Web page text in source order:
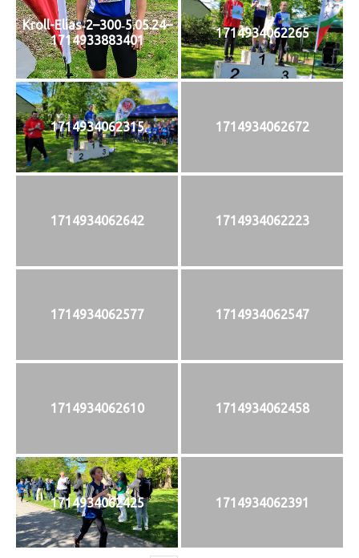
Kroll-Elias‑2–300‑5.05.24–
1714933883401
1714934062265
1714934062315 1714934062672
1714934062642 1714934062223
1714934062577 1714934062547
1714934062610 1714934062458
1714934062425 1714934062391